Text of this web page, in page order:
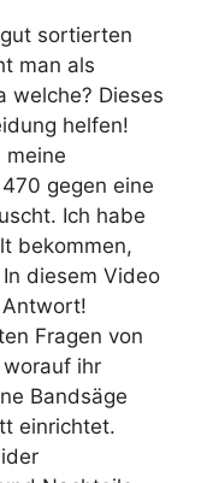
sortierten
man als
welche? Dieses
helfen!
meine
gegen eine
Ich habe
bekommen,
diesem Video
Antwort!
Fragen von
ihr
Bandsäge
einrichtet.